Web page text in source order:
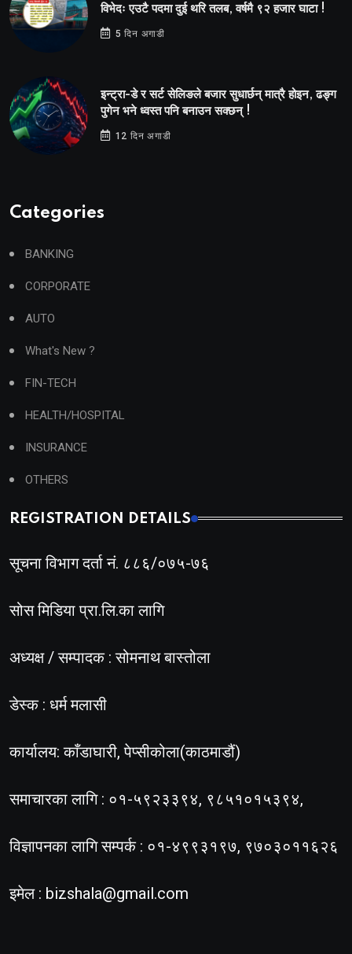
विभेदः एउटै पदमा दुई थरि तलब, वर्षमै ९२ हजार घाटा !
5 दिन अगाडी
इन्ट्रा-डे र सर्ट सेलिङले बजार सुधार्छन् मात्रै होइन, ढङ्ग
पुगेन भने ध्वस्त पनि बनाउन सक्छन् !
12 दिन अगाडी
Categories
BANKING
CORPORATE
AUTO
What's New ?
FIN-TECH
HEALTH/HOSPITAL
INSURANCE
OTHERS
REGISTRATION DETAILS
सूचना विभाग दर्ता नं. ८८६/०७५-७६
सोस मिडिया प्रा.लि.का लागि
अध्यक्ष / सम्पादक : सोमनाथ बास्तोला
डेस्क : धर्म मलासी
कार्यालय: काँडाघारी, पेप्सीकोला(काठमाडौं)
समाचारका लागि : ०१-५९२३३९४, ९८५१०१५३९४,
विज्ञापनका लागि सम्पर्क : ०१-४९९३१९७, ९७०३०११६२६
इमेल : bizshala@gmail.com